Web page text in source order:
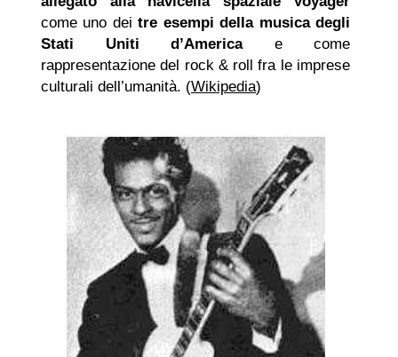
come uno deitre esempi della musica degli
Stati Uniti d’Americae come
rappresentazione del rock & roll fra le imprese
culturali dell’umanità. (Wikipedia)